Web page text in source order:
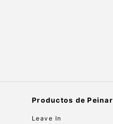
Productos de Peinar
Leave In